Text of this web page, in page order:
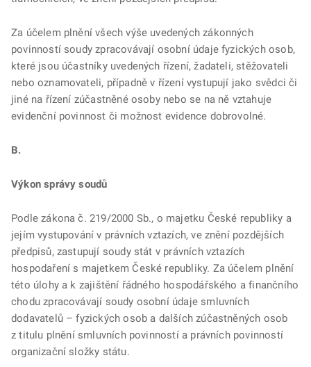
Za účelem plnění všech výše uvedených zákonných
povinností soudy zpracovávají osobní údaje fyzických osob,
které jsou účastníky uvedených řízení, žadateli, stěžovateli
nebo oznamovateli, případně v řízení vystupují jako svědci či
jiné na řízení zúčastněné osoby nebo se na ně vztahuje
evidenční povinnost či možnost evidence dobrovolné.
B.
Výkon správy soudů
Podle zákona č. 219/2000 Sb., o majetku České republiky a
jejím vystupování v právních vztazích, ve znění pozdějších
předpisů, zastupují soudy stát v právních vztazích
hospodaření s majetkem České republiky. Za účelem plnění
této úlohy a k zajištění řádného hospodářského a finančního
chodu zpracovávají soudy osobní údaje smluvních
dodavatelů – fyzických osob a dalších zúčastněných osob
z titulu plnění smluvních povinností a právních povinností
organizační složky státu.